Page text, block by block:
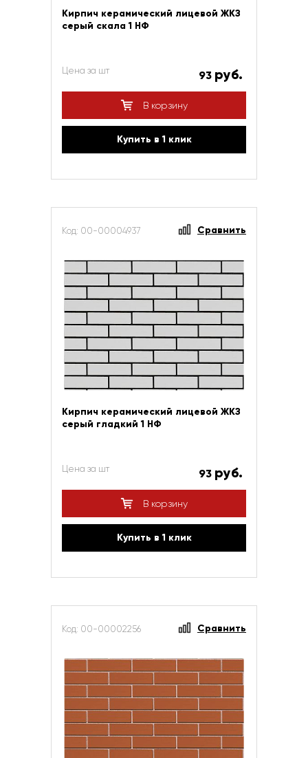
Кирпич керамический лицевой ЖКЗ
серый скала 1 НФ
Цена за шт 93 руб.
В корзину
Купить в 1 клик
Код: 00-00004937 Сравнить
Кирпич керамический лицевой ЖКЗ
серый гладкий 1 НФ
Цена за шт 93 руб.
В корзину
Купить в 1 клик
Код: 00-00002256 Сравнить